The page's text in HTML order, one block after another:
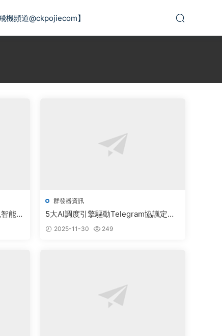
飛機頻道@ckpojiecom】
能社
群發器資訊
5大AI調度引擎驅動Telegram協議定
制，實現智能通訊系統90%自動化部署
2025-11-30 249